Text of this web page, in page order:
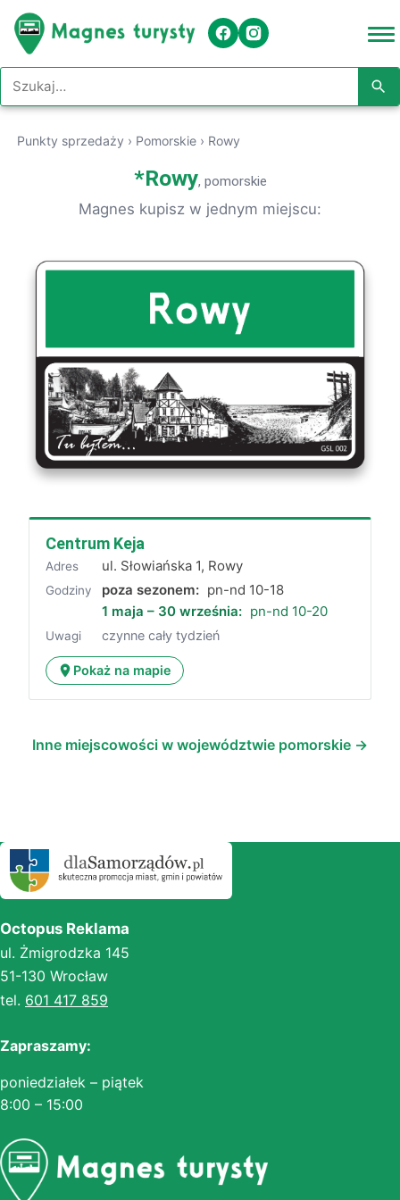
Szukaj w serwisie
Punkty sprzedaży › Pomorskie › Rowy
*Rowy, pomorskie
Magnes kupisz w jednym miejscu:
Centrum Keja
Adres ul. Słowiańska 1, Rowy
Godziny poza sezonem: pn-nd 10-18
1 maja – 30 września: pn-nd 10-20
Uwagi czynne cały tydzień
Pokaż na mapie
Inne miejscowości w województwie pomorskie →
Octopus Reklama
ul. Żmigrodzka 145
51-130 Wrocław
tel. 601 417 859
Zapraszamy:
poniedziałek – piątek
8:00 – 15:00